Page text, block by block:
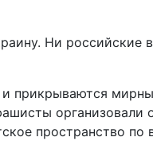
Ни российские
прикрываются
организовали
пространство по